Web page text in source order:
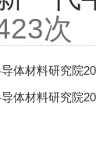
次
体材料研究院
体材料研究院